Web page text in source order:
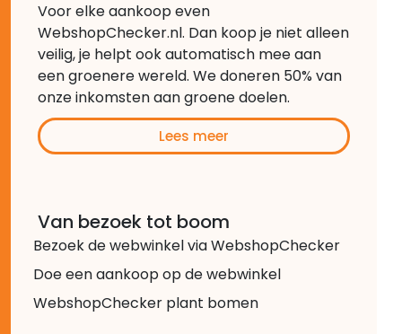
Voor elke aankoop even
WebshopChecker.nl. Dan koop je niet alleen
veilig, je helpt ook automatisch mee aan
een groenere wereld. We doneren 50% van
onze inkomsten aan groene doelen.
Lees meer
Van bezoek tot boom
Bezoek de webwinkel via WebshopChecker
Doe een aankoop op de webwinkel
WebshopChecker plant bomen